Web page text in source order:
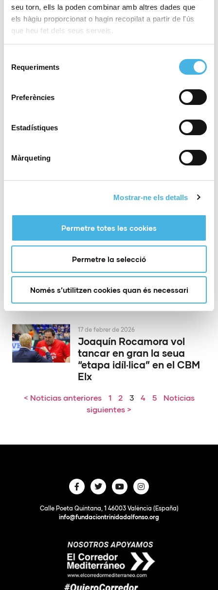
seu torn, ells la poden combinar amb altres dades que
els hàgiu proporcionat o hagin recopilat a partir de l'ús
que heu fet dels seus serveis.
Requeriments
Preferències
Estadístiques
Màrqueting
Mostrar-ne els detalls
Permetre totes les cookies
Permetre la selecció
Només s’utilitzen cookies quan és necessari
València encén la metxa
de la seua primera Copa
26 de febrer de 2026
Olympic Week corona als
abans de la Copa
19 de febrer de 2026
inicia el seu tour de Copes
del Rei
18 de febrer de 2026
Joaquín Rocamora vol
tancar en gran la seua
“etapa idíl·lica” en el CBM
Elx
17 de febrer de 2026
< Noticias anteriores 1 2 3 4 5
Noticias
siguientes >
Calle Poeta Quintana, 1 46003 València (España)
info@fundaciontrinidadalfonso.org